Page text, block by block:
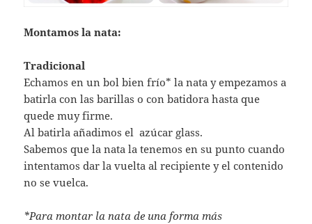
Montamos la nata:
Tradicional
Echamos en un bol bien frío* la nata y empezamos a
batirla con las barillas o con batidora hasta que
quede muy firme.
Al batirla añadimos el azúcar glass.
Sabemos que la nata la tenemos en su punto cuando
intentamos dar la vuelta al recipiente y el contenido
no se vuelca.
*Para montar la nata de una forma más